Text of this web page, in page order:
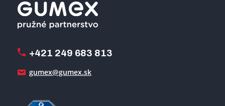
+421 249 683 813
gumex@gumex.sk
Registrácia a spolupráca
Firemný časopis Géčko
Úpravy na mieru a montáže
Voľné pracovné miesta